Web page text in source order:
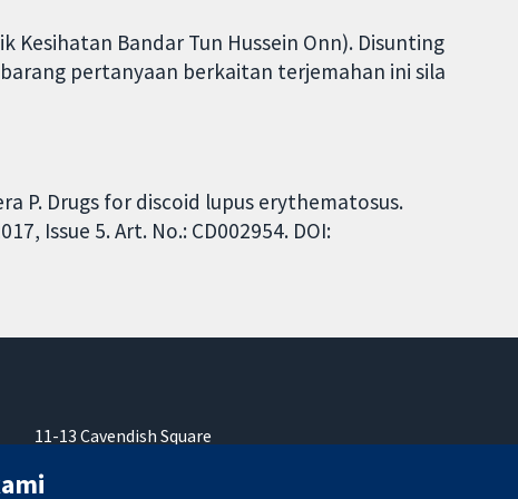
Kesihatan Bandar Tun Hussein Onn). Disunting
pertanyaan berkaitan terjemahan ini sila
P. Drugs for discoid lupus erythematosus.
Issue 5. Art. No.: CD002954. DOI:
11-13 Cavendish Square
W1G 0AN